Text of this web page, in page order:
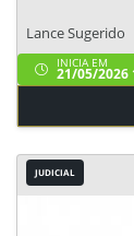
Lance Sugerido
INICIA EM
21/05/2026
JUDICIAL